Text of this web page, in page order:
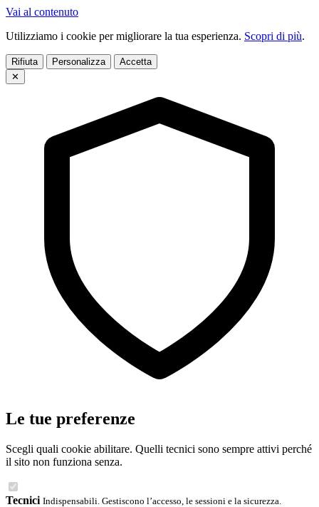
Vai al contenuto
Utilizziamo i cookie per migliorare la tua esperienza. Scopri di più.
Rifiuta Personalizza
Accetta
✕
Le tue preferenze
Scegli quali cookie abilitare. Quelli tecnici sono sempre attivi perché
il sito non funziona senza.
Tecnici Indispensabili. Gestiscono l’accesso, le sessioni e la sicurezza.